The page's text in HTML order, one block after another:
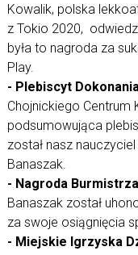
Kowalik, polska
z Tokio 2020,
była to nagroda za
Play.
- Plebiscyt
Chojnickiego Centrum
podsumowująca
został nasz
Banaszak.
- Nagroda
Banaszak został
za swoje osiągnięcia
- Miejskie Igrzyska